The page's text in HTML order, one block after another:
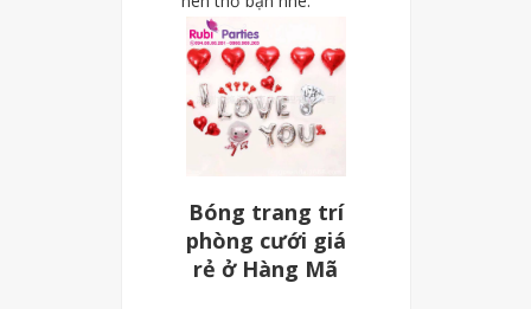
Bóng trang trí
phòng cưới giá
rẻ ở Hàng Mã